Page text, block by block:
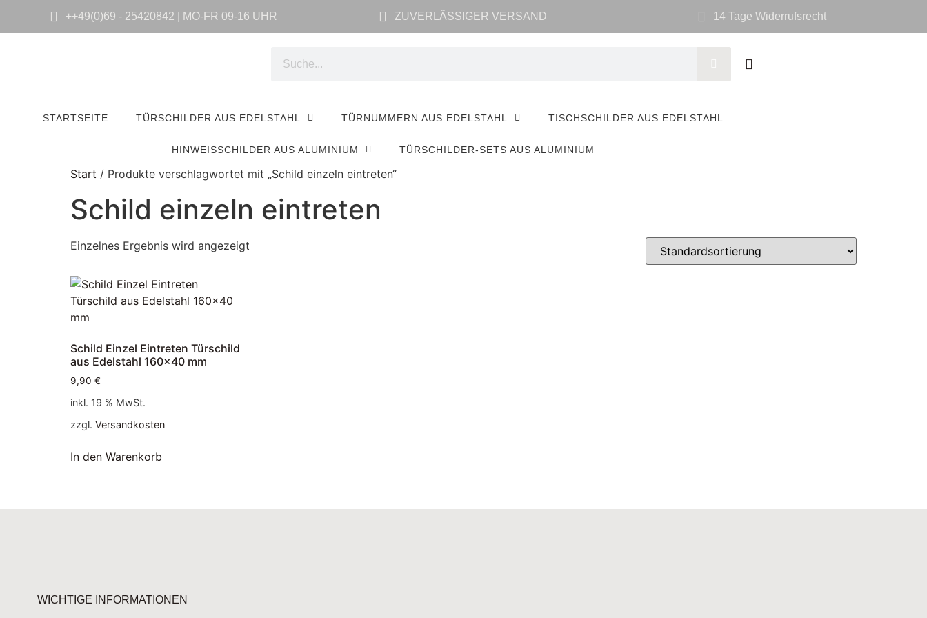
++49(0)69 - 25420842 | MO-FR 09-16 UHR ZUVERLÄSSIGER VERSAND 14 Tage Widerrufsrecht
STARTSEITE TÜRSCHILDER AUS EDELSTAHL TÜRNUMMERN AUS EDELSTAHL TISCHSCHILDER AUS EDELSTAHL
HINWEISSCHILDER AUS ALUMINIUM TÜRSCHILDER-SETS AUS ALUMINIUM
Start / Produkte verschlagwortet mit „Schild einzeln eintreten“
Schild einzeln eintreten
Einzelnes Ergebnis wird angezeigt
Schild Einzel Eintreten Türschild
aus Edelstahl 160×40 mm
9,90 €
inkl. 19 % MwSt.
zzgl. Versandkosten
In den Warenkorb
WICHTIGE INFORMATIONEN